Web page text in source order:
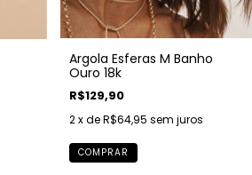
Argola Esferas M Banho
Ouro 18k
R$129,90
2 x deR$64,95 sem juros
COMPRAR